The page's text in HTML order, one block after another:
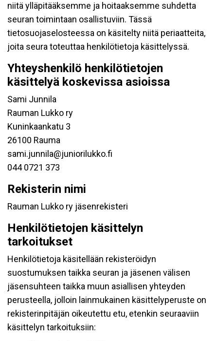
niitä ylläpitääksemme ja hoitaaksemme suhdetta
seuran toimintaan osallistuviin. Tässä
tietosuojaselosteessa on käsitelty niitä periaatteita,
joita seura toteuttaa henkilötietoja käsittelyssä.
Yhteyshenkilö henkilötietojen
käsittelyä koskevissa asioissa
Sami Junnila
Rauman Lukko ry
Kuninkaankatu 3
26100 Rauma
sami.junnila@juniorilukko.fi
044 0721 373
Rekisterin nimi
Rauman Lukko ry jäsenrekisteri
Henkilötietojen käsittelyn
tarkoitukset
Henkilötietoja käsitellään rekisteröidyn
suostumuksen taikka seuran ja jäsenen välisen
jäsensuhteen taikka muun asiallisen yhteyden
perusteella, jolloin lainmukainen käsittelyperuste on
rekisterinpitäjän oikeutettu etu, etenkin seuraaviin
käsittelyn tarkoituksiin: